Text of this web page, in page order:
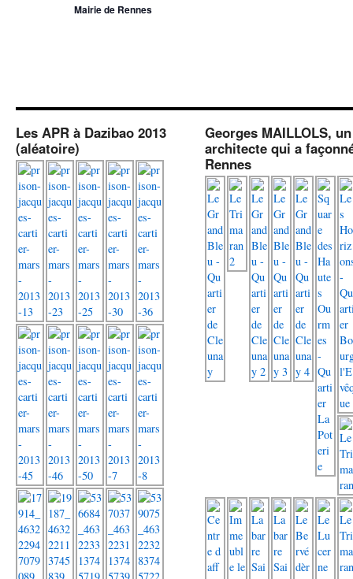
Mairie de Rennes
Les APR à Dazibao 2013
(aléatoire)
Georges MAILLOLS, un
architecte qui a
Rennes